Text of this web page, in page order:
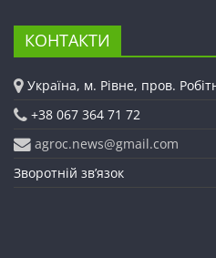
КОНТАКТИ
Україна, м. Рівне, пров.
+38 067 364 71 72
agroc.news@gmail.com
Зворотній зв’язок